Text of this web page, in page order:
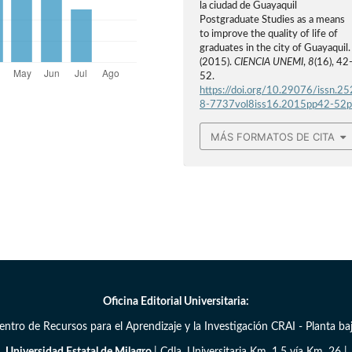
la ciudad de Guayaquil
Postgraduate Studies as a means
to improve the quality of life of
graduates in the city of Guayaquil.
(2015).CIENCIA UNEMI,8(16), 42-
52.
https://doi.org/10.29076/
8-7737vol8iss16.2015pp42-52p
MÁS FORMATOS DE CITA
Oficina Editorial Universitaria:
de Recursos para el Aprendizaje y la Investigación CRAI - Planta